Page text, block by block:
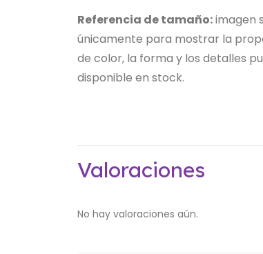
Referencia de tamaño:imagen
únicamente para mostrar la
de color, la forma y los detalles
disponible en stock.
Valoraciones
No hay valoraciones aún.